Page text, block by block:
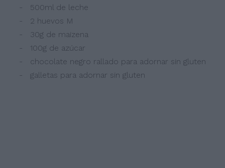
- 500ml de leche
- 2 huevos M
- 30g de maizena
- 100g de azúcar
- chocolate negro rallado para adornar sin gluten
- galletas para adornar sin gluten